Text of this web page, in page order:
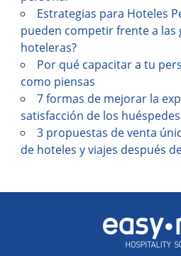
Estrategias para Hoteles
pueden competir frente a las
hoteleras?
Por qué capacitar a tu
como piensas
7 formas de mejorar la
satisfacción de los
3 propuestas de venta
de hoteles y viajes después